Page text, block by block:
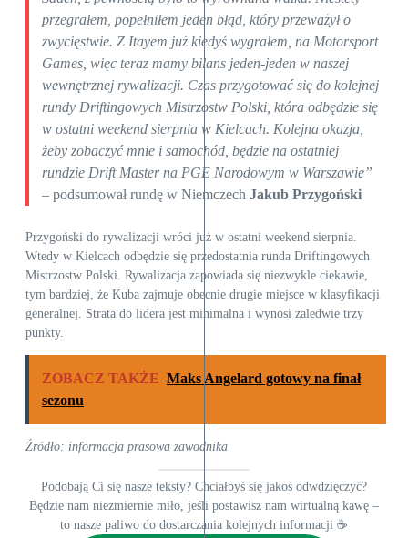
przegrałem, popełniłem jeden błąd, który przeważył o
zwycięstwie. Z Itayem już kiedyś wygrałem, na Motorsport
Games, więc teraz mamy bilans jeden-jeden w naszej
wewnętrznej rywalizacji. Czas przygotować się do kolejnej
rundy Driftingowych Mistrzostw Polski, która odbędzie się
w ostatni weekend sierpnia w Kielcach. Kolejna okazja,
żeby zobaczyć mnie i samochód, będzie na ostatniej
rundzie Drift Master na PGE Narodowym w Warszawie”
– podsumował rundę w Niemczech Jakub Przygoński
Przygoński do rywalizacji wróci już w ostatni weekend sierpnia.
Wtedy w Kielcach odbędzie się przedostatnia runda Driftingowych
Mistrzostw Polski. Rywalizacja zapowiada się niezwykle ciekawie,
tym bardziej, że Kuba zajmuje obecnie drugie miejsce w klasyfikacji
generalnej. Strata do lidera jest minimalna i wynosi zaledwie trzy
punkty.
ZOBACZ TAKŻE Maks Angelard gotowy na finał
sezonu
Źródło: informacja prasowa zawodnika
Podobają Ci się nasze teksty? Chciałbyś się jakoś odwdzięczyć?
Będzie nam niezmiernie miło, jeśli postawisz nam wirtualną kawę –
to nasze paliwo do dostarczania kolejnych informacji ☕